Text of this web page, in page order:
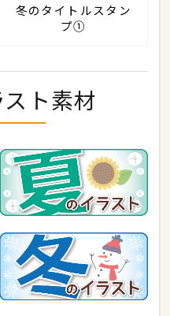
冬のタイトルスタン
プ①
ト素材